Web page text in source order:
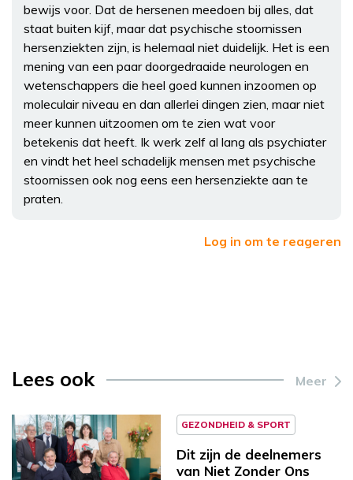
bewijs voor. Dat de hersenen meedoen bij alles, dat
staat buiten kijf, maar dat psychische stoornissen
hersenziekten zijn, is helemaal niet duidelijk. Het is een
mening van een paar doorgedraaide neurologen en
wetenschappers die heel goed kunnen inzoomen op
moleculair niveau en dan allerlei dingen zien, maar niet
meer kunnen uitzoomen om te zien wat voor
betekenis dat heeft. Ik werk zelf al lang als psychiater
en vindt het heel schadelijk mensen met psychische
stoornissen ook nog eens een hersenziekte aan te
praten.
Log in om te reageren
Lees ook Meer
GEZONDHEID & SPORT
Dit zijn de deelnemers
van Niet Zonder Ons